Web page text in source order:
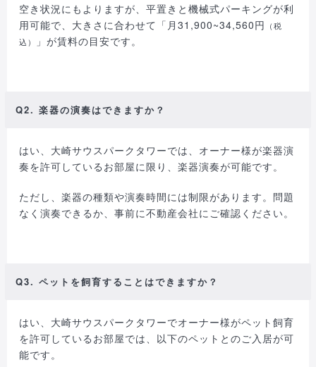
空き状況にもよりますが、平置きと機械式パーキングが利
用可能で、大きさに合わせて「月31,900~34,560円 （税
込）
」が賃料の目安です。
Q2. 楽器の演奏はできますか？
はい、大崎サウスパークタワーでは、オーナー様が楽器演
奏を許可しているお部屋に限り、楽器演奏が可能です。
ただし、楽器の種類や演奏時間には制限があります。問題
なく演奏できるか、事前に不動産会社にご確認ください。
Q3. ペットを飼育することはできますか？
はい、大崎サウスパークタワーでオーナー様がペット飼育
を許可しているお部屋では、以下のペットとのご入居が可
能です。